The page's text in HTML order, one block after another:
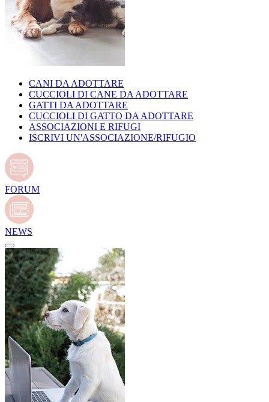
CANI DA ADOTTARE
CUCCIOLI DI CANE DA ADOTTARE
GATTI DA ADOTTARE
CUCCIOLI DI GATTO DA ADOTTARE
ASSOCIAZIONI E RIFUGI
ISCRIVI UN'ASSOCIAZIONE/RIFUGIO
FORUM
NEWS